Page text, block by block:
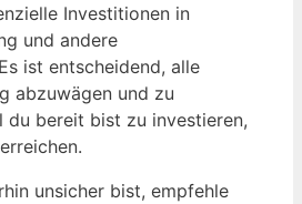
Investitionen in
und andere
ist entscheidend, alle
abzuwägen und zu
du bereit bist zu investieren,
unsicher bist, empfehle